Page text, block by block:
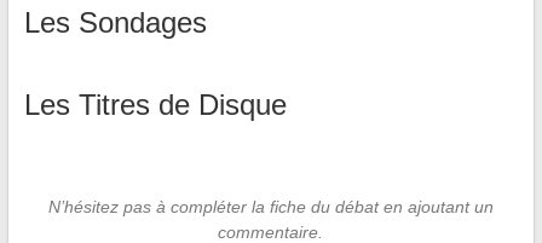
Les Sondages
Les Titres de Disque
N’hésitez pas à compléter la fiche du débat en ajoutant un
commentaire.